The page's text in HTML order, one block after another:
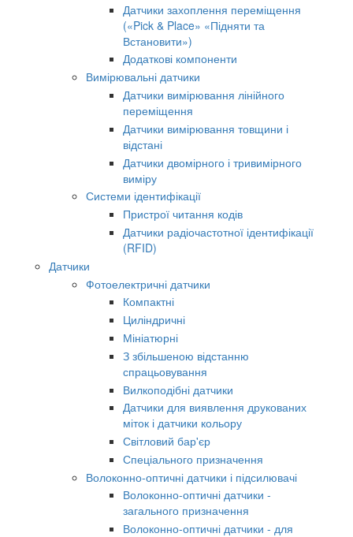
Датчики захоплення переміщення
(«Pick & Place» «Підняти та
Встановити»)
Додаткові компоненти
Вимірювальні датчики
Датчики вимірювання лінійного
переміщення
Датчики вимірювання товщини і
відстані
Датчики двомірного і тривимірного
виміру
Системи ідентифікації
Пристрої читання кодів
Датчики радіочастотної ідентифікації
(RFID)
Датчики
Фотоелектричні датчики
Компактні
Циліндричні
Мініатюрні
З збільшеною відстанню
спрацьовування
Вилкоподібні датчики
Датчики для виявлення друкованих
міток і датчики кольору
Світловий бар'єр
Спеціального призначення
Волоконно-оптичні датчики і підсилювачі
Волоконно-оптичні датчики -
загального призначення
Волоконно-оптичні датчики - для